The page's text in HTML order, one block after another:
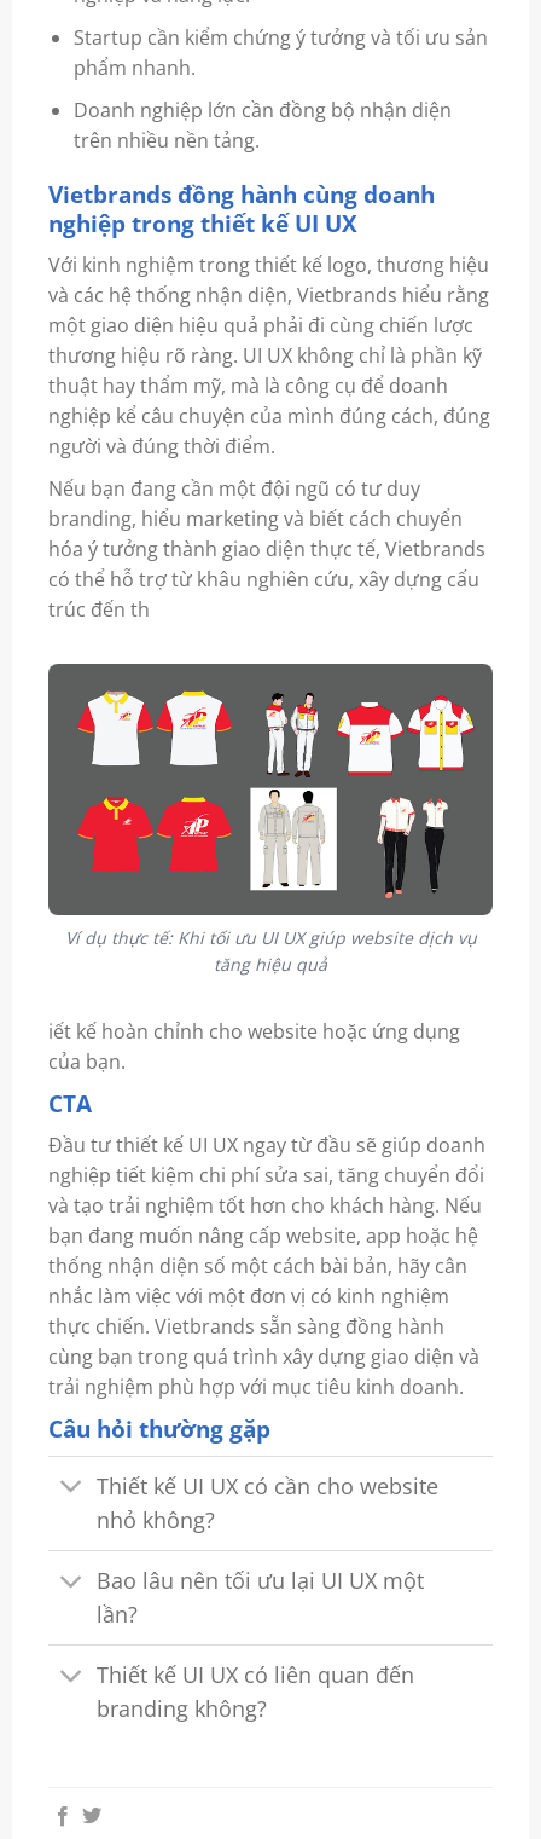
Startup cần kiểm chứng ý tưởng và tối ưu sản
phẩm nhanh.
Doanh nghiệp lớn cần đồng bộ nhận diện
trên nhiều nền tảng.
Vietbrands đồng hành cùng doanh
nghiệp trong thiết kế UI UX
Với kinh nghiệm trong thiết kế logo, thương hiệu
và các hệ thống nhận diện, Vietbrands hiểu rằng
một giao diện hiệu quả phải đi cùng chiến lược
thương hiệu rõ ràng. UI UX không chỉ là phần kỹ
thuật hay thẩm mỹ, mà là công cụ để doanh
nghiệp kể câu chuyện của mình đúng cách, đúng
người và đúng thời điểm.
Nếu bạn đang cần một đội ngũ có tư duy
branding, hiểu marketing và biết cách chuyển
hóa ý tưởng thành giao diện thực tế, Vietbrands
có thể hỗ trợ từ khâu nghiên cứu, xây dựng cấu
trúc đến th
Ví dụ thực tế: Khi tối ưu UI UX giúp website dịch vụ
tăng hiệu quả
iết kế hoàn chỉnh cho website hoặc ứng dụng
của bạn.
CTA
Đầu tư thiết kế UI UX ngay từ đầu sẽ giúp doanh
nghiệp tiết kiệm chi phí sửa sai, tăng chuyển đổi
và tạo trải nghiệm tốt hơn cho khách hàng. Nếu
bạn đang muốn nâng cấp website, app hoặc hệ
thống nhận diện số một cách bài bản, hãy cân
nhắc làm việc với một đơn vị có kinh nghiệm
thực chiến. Vietbrands sẵn sàng đồng hành
cùng bạn trong quá trình xây dựng giao diện và
trải nghiệm phù hợp với mục tiêu kinh doanh.
Câu hỏi thường gặp
Thiết kế UI UX có cần cho website
nhỏ không?
Bao lâu nên tối ưu lại UI UX một
lần?
Thiết kế UI UX có liên quan đến
branding không?